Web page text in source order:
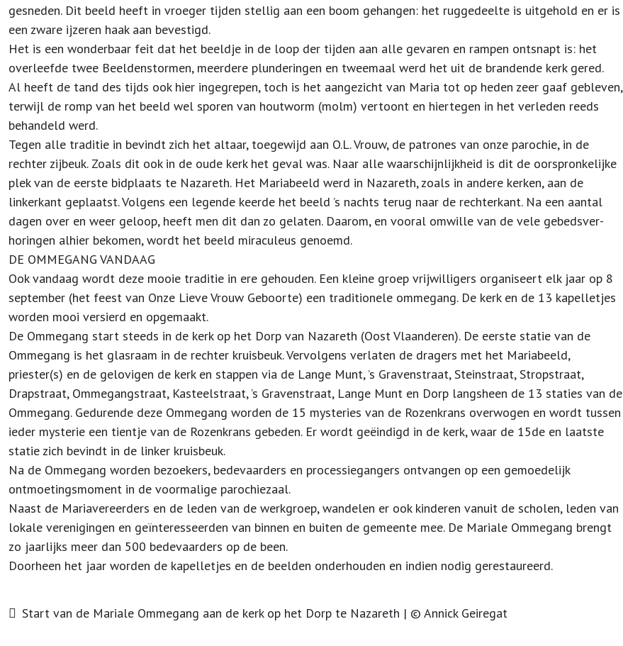
gesneden. Dit beeld heeft in vroeger tijden stellig aan een boom gehangen: het ruggedeelte is uitgehold en er is
een zware ijzeren haak aan bevestigd.
Het is een wonderbaar feit dat het beeldje in de loop der tijden aan alle gevaren en rampen ont­snapt is: het
overleefde twee Beeldenstormen, meerdere plunderingen en tweemaal werd het uit de brandende kerk gered.
Al heeft de tand des tijds ook hier ingegrepen, toch is het aangezicht van Maria tot op heden zeer gaaf gebleven,
terwijl de romp van het beeld wel sporen van houtworm (molm) vertoont en hiertegen in het verleden reeds
behandeld werd.
Tegen alle traditie in bevindt zich het altaar, toegewijd aan O.L. Vrouw, de patrones van onze parochie, in de
rechter zijbeuk. Zoals dit ook in de oude kerk het geval was. Naar alle waarschijnlijkheid is dit de oorspronkelijke
plek van de eerste bid­plaats te Nazareth. Het Mariabeeld werd in Nazareth, zoals in andere kerken, aan de
linkerkant geplaatst. Volgens een legende keerde het beeld ’s nachts terug naar de rechterkant. Na een aantal
dagen over en weer geloop, heeft men dit dan zo gelaten. Daarom, en vooral omwille van de vele gebeds­ver­
horingen alhier bekomen, wordt het beeld mira­culeus genoemd.
DE OMMEGANG VANDAAG
Ook vandaag wordt deze mooie traditie in ere gehouden. Een kleine groep vrijwilligers organiseert elk jaar op 8
september (het feest van Onze Lieve Vrouw Geboorte) een traditionele ommegang. De kerk en de 13 kapelletjes
worden mooi versierd en opgemaakt.
De Ommegang start steeds in de kerk op het Dorp van Nazareth (Oost Vlaanderen). De eerste statie van de
Ommegang is het glasraam in de rechter kruisbeuk. Vervolgens verlaten de dragers met het Mariabeeld,
priester(s) en de gelovigen de kerk en stappen via de Lange Munt, ’s Gravenstraat, Steinstraat, Stropstraat,
Drapstraat, Ommegangstraat, Kasteelstraat, ’s Gravenstraat, Lange Munt en Dorp langsheen de 13 staties van de
Ommegang. Gedurende deze Ommegang worden de 15 mysteries van de Rozenkrans overwogen en wordt tussen
ieder mysterie een tientje van de Rozenkrans gebeden. Er wordt geëindigd in de kerk, waar de 15de en laatste
statie zich bevindt in de linker kruisbeuk.
Na de Ommegang worden bezoekers, bedevaarders en processiegangers ontvangen op een gemoedelijk
ontmoetingsmoment in de voormalige parochiezaal.
Naast de Mariavereerders en de leden van de werkgroep, wandelen er ook kinderen vanuit de scholen, leden van
lokale verenigingen en geïnteresseerden van binnen en buiten de gemeente mee. De Mariale Ommegang brengt
zo jaarlijks meer dan 500 bedevaarders op de been.
Doorheen het jaar worden de kapelletjes en de beelden onderhouden en indien nodig gerestaureerd.
Start van de Mariale Ommegang aan de kerk op het Dorp te Nazareth | © Annick Geiregat